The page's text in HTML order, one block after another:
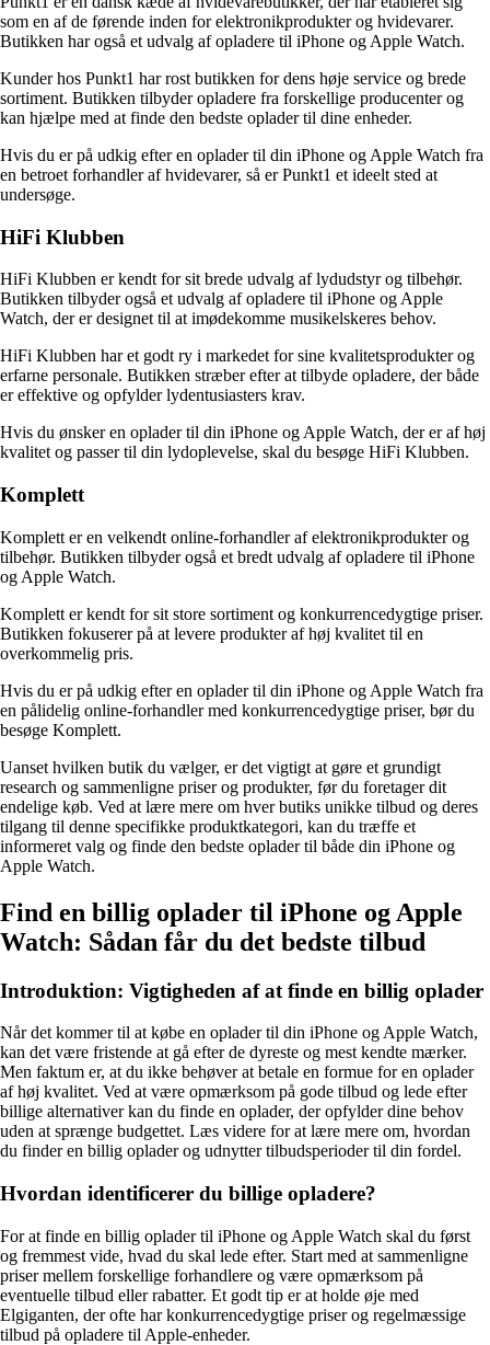
som en af ​​de førende inden for elektronikprodukter og hvidevarer.
Butikken har også et udvalg af opladere til iPhone og Apple Watch.
Kunder hos Punkt1 har rost butikken for dens høje service og brede
sortiment. Butikken tilbyder opladere fra forskellige producenter og
kan hjælpe med at finde den bedste oplader til dine enheder.
Hvis du er på udkig efter en oplader til din iPhone og Apple Watch fra
en betroet forhandler af hvidevarer, så er Punkt1 et ideelt sted at
undersøge.
HiFi Klubben
HiFi Klubben er kendt for sit brede udvalg af lydudstyr og tilbehør.
Butikken tilbyder også et udvalg af opladere til iPhone og Apple
Watch, der er designet til at imødekomme musikelskeres behov.
HiFi Klubben har et godt ry i markedet for sine kvalitetsprodukter og
erfarne personale. Butikken stræber efter at tilbyde opladere, der både
er effektive og opfylder lydentusiasters krav.
Hvis du ønsker en oplader til din iPhone og Apple Watch, der er af høj
kvalitet og passer til din lydoplevelse, skal du besøge HiFi Klubben.
Komplett
Komplett er en velkendt online-forhandler af elektronikprodukter og
tilbehør. Butikken tilbyder også et bredt udvalg af opladere til iPhone
og Apple Watch.
Komplett er kendt for sit store sortiment og konkurrencedygtige priser.
Butikken fokuserer på at levere produkter af høj kvalitet til en
overkommelig pris.
Hvis du er på udkig efter en oplader til din iPhone og Apple Watch fra
en pålidelig online-forhandler med konkurrencedygtige priser, bør du
besøge Komplett.
Uanset hvilken butik du vælger, er det vigtigt at gøre et grundigt
research og sammenligne priser og produkter, før du foretager dit
endelige køb. Ved at lære mere om hver butiks unikke tilbud og deres
tilgang til denne specifikke produktkategori, kan du træffe et
informeret valg og finde den bedste oplader til både din iPhone og
Apple Watch.
Find en billig oplader til iPhone og Apple
Watch: Sådan får du det bedste tilbud
Introduktion: Vigtigheden af at finde en billig oplader
Når det kommer til at købe en oplader til din iPhone og Apple Watch,
kan det være fristende at gå efter de dyreste og mest kendte mærker.
Men faktum er, at du ikke behøver at betale en formue for en oplader
af høj kvalitet. Ved at være opmærksom på gode tilbud og lede efter
billige alternativer kan du finde en oplader, der opfylder dine behov
uden at sprænge budgettet. Læs videre for at lære mere om, hvordan
du finder en billig oplader og udnytter tilbudsperioder til din fordel.
Hvordan identificerer du billige opladere?
For at finde en billig oplader til iPhone og Apple Watch skal du først
og fremmest vide, hvad du skal lede efter. Start med at sammenligne
priser mellem forskellige forhandlere og være opmærksom på
eventuelle tilbud eller rabatter. Et godt tip er at holde øje med
Elgiganten, der ofte har konkurrencedygtige priser og regelmæssige
tilbud på opladere til Apple-enheder.